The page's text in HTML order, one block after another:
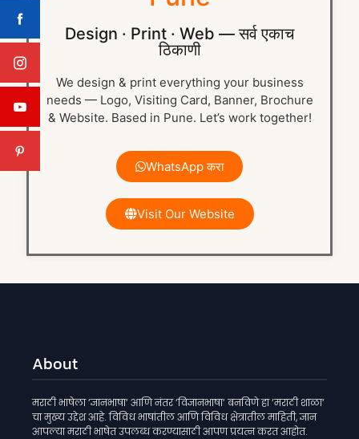
Design · Print · Web — सर्व एकाच
ठिकाणी
We design & print everything your business
needs — Logo, Visiting Card, Banner, Brochure
& Website. Based in Pune. Let’s work together!
WhatsApp करा
Visit Our Website
About
मराठी भाषेला ‘ज्ञानभाषा‘ आणि नंतर ‘विज्ञानभाषा‘ बनविणे हा ‘मराठी शाळा‘
चा मुख्य उद्देश आहे. विविध भाषांतील आणि विविध क्षेत्रातील माहिती, ज्ञान
आपल्या मराठी भाषेत उपलब्ध करण्यासाठी आपण प्रयत्न करत आहोत.